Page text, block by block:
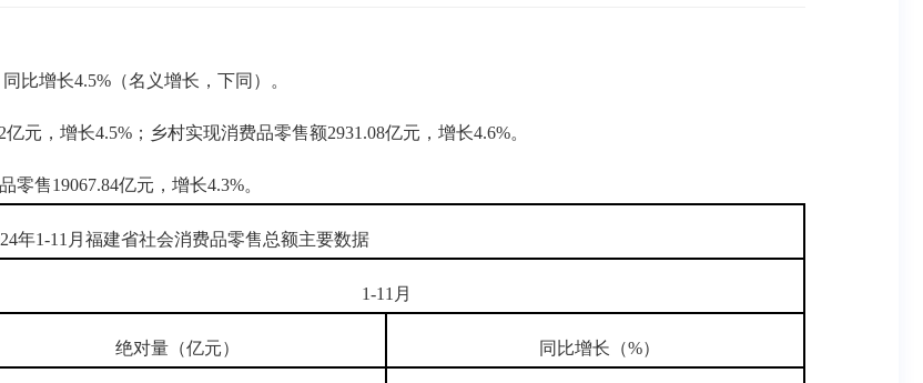
比增长4.5%（名义增长，下同）。
，增长4.5%；乡村实现消费品零售额2931.08亿元，增长4.6%。
售19067.84亿元，增长4.3%。
年1-11月福建省社会消费品零售总额主要数据
1-11月
绝对量（亿元） 同比增长（%）